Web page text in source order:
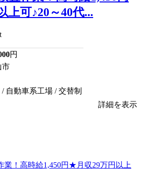
上可♪20～40代...
円
市
自動車系工場 / 交替制
詳細を表示